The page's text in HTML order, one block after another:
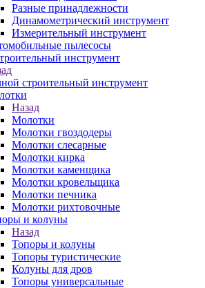
Разные принадлежности
Динамометрический инструмент
Измерительный инструмент
пылесосы
инструмент
строительный инструмент
Назад
Молотки
Молотки гвоздодеры
Молотки слесарные
Молотки кирка
Молотки каменщика
Молотки кровельщика
Молотки печника
Молотки рихтовочные
и колуны
Назад
Топоры и колуны
Топоры туристические
Колуны для дров
Топоры универсальные